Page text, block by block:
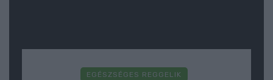
EGÉSZSÉGES REGGELIK